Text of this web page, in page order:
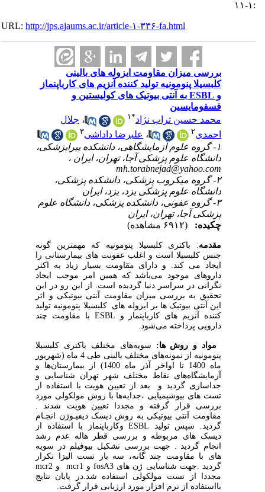
URL:http://jps.ajaums.ac.ir/article-۱-۳۳۶-fa.html
بررسی میزان مقاومت ایزوله های بالینی
کلبسیلا پنومونیه تولید کننده آنزیم های کارباپنماز
و ESBL به آنتی بیوتیک های کولیستین و
فسفومایسین
محمد حسین تراب نژاد *۱ ،جلال
احمدی
،علیرضا داداشی
۱- گروه علوم آزمایشگاهی، دانشکده پیراپزشکی،
دانشگاه علوم پزشکی آجا، تهران، ایران ،
mh.torabnejad@yahoo.com
۲- گروه میکروب پزشکی، دانشکده پزشکی،
دانشگاه علوم پزشکی یزد، یزد، ایران
۳- گروه عفونی، دانشکده پزشکی، دانشگاه علوم
پزشکی آجا، تهران، ایران
چکیده:
مقدمه:باکتری کلبسیلا پنومونیه که مهمترین گونه
جنس کلبسیلا است و اغلب عفونت های بیمارستانی را
ایجاد می کند. و دارای مقاومت بسیار زیاد به اکثر
داروهایموجودمی‌باشد که همین امر موجب ایجاد
نگرانی در سراسر دنیا گردیده است. از این رو در این
تحقیق به بررسی میزان مقاومت آنتی بیوتیکی و اثر
این آنتی بیوتیک ها بر ایزوله های کلبسیلا پنومونیه تولید
کننده آنزیم های کارباپنماز وESBLبا مقاومت چند
دارویی پرداخته می‌شود.
مواد و روش ها: سویه‌های مختلف باکتری کلبسیلا
پنومونیه از نمونه‌های مختلف بالینی طی 4 ماه (شهریور
ماه 1400 تا اواخر آذر ماه 1400) از بیمارستان‌ها و
آزمایشگاه‌های نقاط مختلف شهر تهران شناسایی و
جداسازی گردید و بعد از تعیین هویت با استفاده از
تست های بیوشیمیایی ،جدایه‌ها با روش مولکولی مورد
بررسی قرار گرفته و مجددا تعیین هویت شدند .
مقاومت آنتی بیوتیکی به روش دیسک دیفیـوژن انجـام
گردید. سپس تولیدESBLو کارباپنماز با استفاده از
دیسک های مربوطهو بررسی قطر هاله عدم رشد
انجام گردید . جهت بررسی تشکیل بیوفیلم در سویه
های با مقاومت چند گانه، سه بار تست الیزا تکرار
گردید .جهت شناسایی ژن هایfosA3و mcr1و mcr2
مجددا از تست مولکولی استفاده شد.در پایان نتایج
بااستفاده از نرم افزار مورد ارزیابی قرار گرفت.